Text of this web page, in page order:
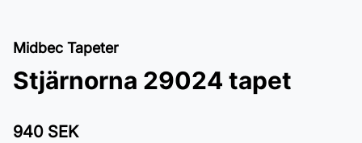
Midbec Tapeter
Stjärnorna 29024 tapet
940 SEK